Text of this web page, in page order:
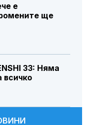
е
ще
33: Няма
всичко